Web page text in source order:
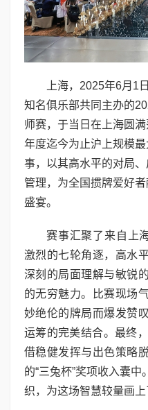
上海，2025年6月1
知名俱乐部共同主办的
师赛，于当日在上海圆
年度迄今为止沪上规模
事，以其高水平的对局
管理，为全国掼牌爱好
盛宴。
赛事汇聚了来自上
激烈的七轮角逐，高水
深刻的局面理解与敏锐
的无穷魅力。比赛现场
妙绝伦的牌局而爆发赞
运筹的完美结合。最终
借稳健发挥与出色策略
的“三兔杯”奖项收入囊
织，为这场智慧较量画上